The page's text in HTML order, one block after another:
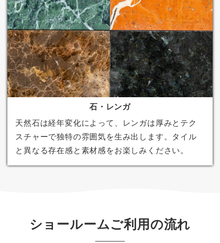
石・レンガ
天然石は経年変化によって、レンガは厚みとテク
スチャーで独特の雰囲気を生み出します。タイル
と異なる存在感と素材感をお楽しみください。
ショールームご利用の流れ